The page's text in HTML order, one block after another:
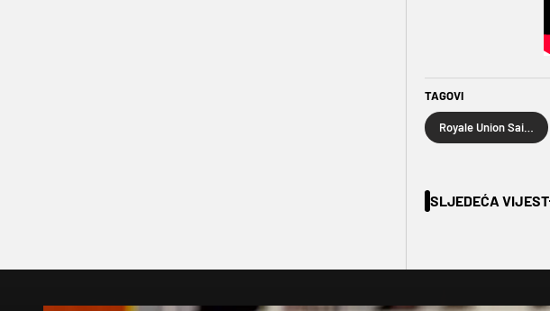
TAGOVI
Royale Union Saint-Gilloise
SLJEDEĆA VIJEST